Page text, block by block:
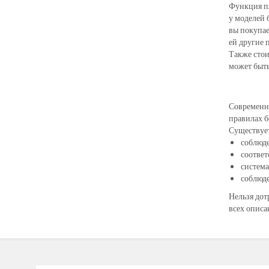
Функция
у моделей
вы
ей другие
Также
может
правилах
Нельзя
всех